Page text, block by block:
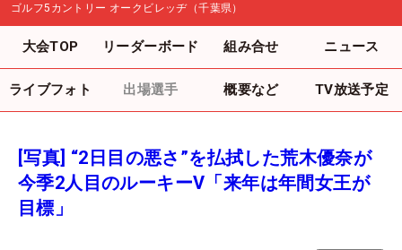
ゴルフ5カントリー オークビレッヂ（千葉県）
大会TOP リーダーボード 組み合せ ニュース
ライブフォト 出場選手 概要など TV放送予定
[写真] “2日目の悪さ”を払拭した荒木優奈が
今季2人目のルーキーV「来年は年間女王が
目標」